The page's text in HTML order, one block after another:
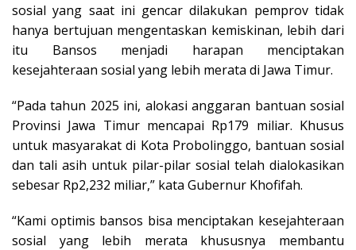
sosial yang saat ini gencar dilakukan pemprov tidak
hanya bertujuan mengentaskan kemiskinan, lebih dari
itu Bansos menjadi harapan menciptakan
kesejahteraan sosial yang lebih merata di Jawa Timur.
“Pada tahun 2025 ini, alokasi anggaran bantuan sosial
Provinsi Jawa Timur mencapai Rp179 miliar. Khusus
untuk masyarakat di Kota Probolinggo, bantuan sosial
dan tali asih untuk pilar-pilar sosial telah dialokasikan
sebesar Rp2,232 miliar,” kata Gubernur Khofifah.
“Kami optimis bansos bisa menciptakan kesejahteraan
sosial yang lebih merata khususnya membantu